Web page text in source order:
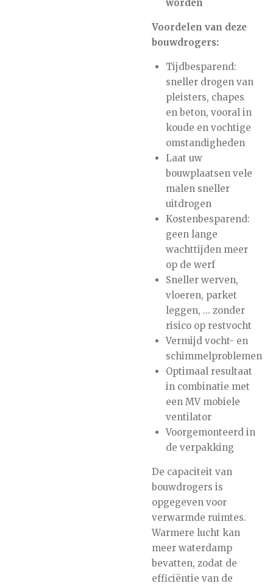
worden
Voordelen van deze
bouwdrogers:
Tijdbesparend:
sneller drogen van
pleisters, chapes
en beton, vooral in
koude en vochtige
omstandigheden
Laat uw
bouwplaatsen vele
malen sneller
uitdrogen
Kostenbesparend:
geen lange
wachttijden meer
op de werf
Sneller werven,
vloeren, parket
leggen, ... zonder
risico op restvocht
Vermijd vocht- en
schimmelproblemen
Optimaal resultaat
in combinatie met
een MV mobiele
ventilator
Voorgemonteerd in
de verpakking
De capaciteit van
bouwdrogers is
opgegeven voor
verwarmde ruimtes.
Warmere lucht kan
meer waterdamp
bevatten, zodat de
efficiëntie van de